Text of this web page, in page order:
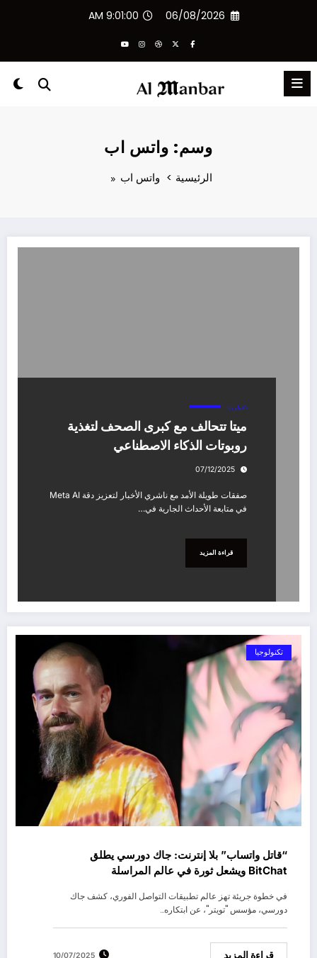
06/08/2026
9:01:00 AM
وسم: واتس اب
الرئيسية واتس اب
تكنولوجيا
ميتا تتحالف مع كبرى الصحف لتغذية
روبوتات الذكاء الاصطناعي
07/12/2025
صفقات طويلة الأمد مع ناشري الأخبار لتعزيز دقة Meta AI
في متابعة الأحداث الجارية في…
قراءة المزيد
تكنولوجيا
“قاتل واتساب” بلا إنترنت: جاك دورسي يطلق
BitChat ويشعل ثورة في عالم المراسلة
في خطوة جريئة تهز عالم تطبيقات التواصل الفوري، كشف جاك
دورسي، مؤسس "تويتر"، عن ابتكاره…
قراءة المزيد 10/07/2025